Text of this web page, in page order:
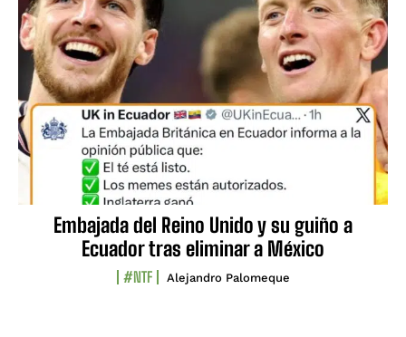
Embajada del Reino Unido y su guiño a
Ecuador tras eliminar a México
#NTF Alejandro Palomeque